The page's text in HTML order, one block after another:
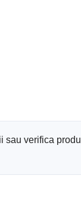
sau verifica